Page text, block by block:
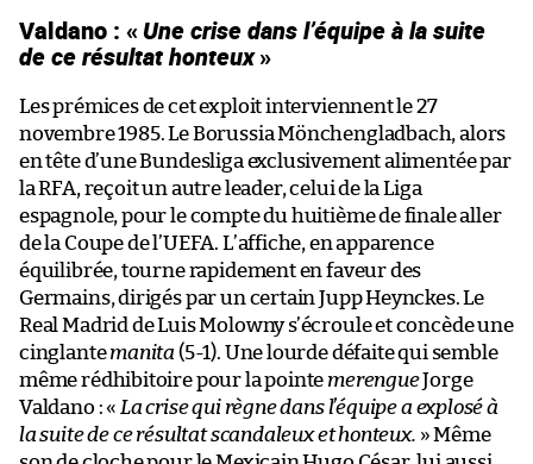
Valdano : «Une crise dans l’équipe à la suite
de ce résultat honteux»
Les prémices de cet exploit interviennent le 27
novembre 1985. Le Borussia Mönchengladbach, alors
en tête d’une Bundesliga exclusivement alimentée par
la RFA, reçoit un autre leader, celui de la Liga
espagnole, pour le compte du huitième de finale aller
de la Coupe de l’UEFA. L’affiche, en apparence
équilibrée, tourne rapidement en faveur des
Germains, dirigés par un certain Jupp Heynckes. Le
Real Madrid de Luis Molowny s’écroule et concède une
cinglantemanita (5-1). Une lourde défaite qui semble
même rédhibitoire pour la pointe merengueJorge
Valdano : « La crise qui règne dans l’équipe a explosé à
la suite de ce résultat scandaleux et honteux. » Même